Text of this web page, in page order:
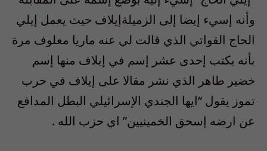
وأنه إسيء إيضا إلى الزميلةإيلاف حيث يعمل إيلي
الحاج القواتي الذي قالت لي عنه ماريا معلوف مرة
بأنه يكتب إحدى عشر إسم في إيلاف منها إسم
خضير طاهر الذي نشر مقالا على إيلاف في حرب
تموز يقول “ايها الجندي الإسرائيلي البطل المدافع
عن ارضه إسحق الخمينيين” اي حزب الله .